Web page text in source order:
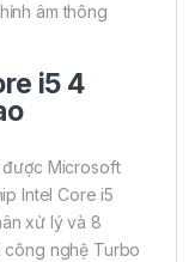
âm thông
i5 4
được Microsoft
Intel Core i5
xử lý và 8
nghệ Turbo